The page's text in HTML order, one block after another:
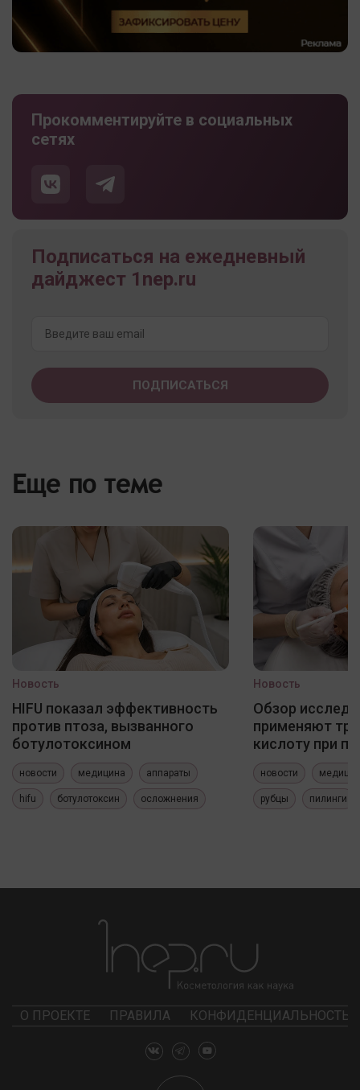
Прокомментируйте в социальных
сетях
Подписаться на ежедневный
дайджест 1nep.ru
Еще по теме
Новость
HIFU показал эффективность
против птоза, вызванного
ботулотоксином
новости медицина аппараты
hifu ботулотоксин осложнения
Новость
Обзор
применяют
кислоту при
новости
рубцы пилинги
О ПРОЕКТЕ ПРАВИЛА КОНФИДЕНЦИАЛЬНОСТЬ